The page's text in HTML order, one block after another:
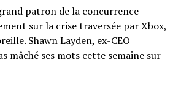
patron de la concurrence
sur la crise traversée par Xbox,
Shawn Layden, ex-CEO
mâché ses mots cette semaine sur